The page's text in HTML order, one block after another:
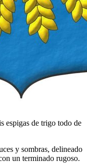
espigas de trigo todo de
y sombras, delineado
un terminado rugoso.